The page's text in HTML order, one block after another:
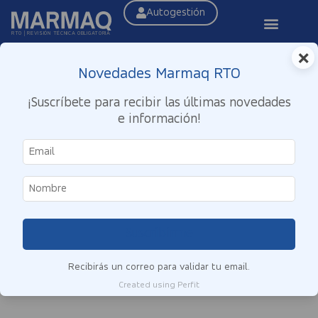
×
Novedades Marmaq RTO
¡Suscríbete para recibir las últimas novedades
e información!
Recibirás un correo para validar tu email.
Created using Perfit
RTO | REVISIÓN TÉCNICA OBLIGATORIA
Autogestión